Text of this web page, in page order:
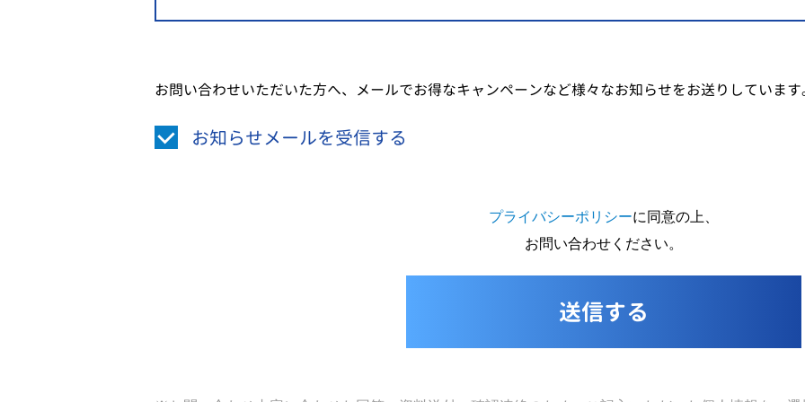
お問い合わせいただいた方へ、メールでお得なキャンペーンなど様々なお知らせをお送りしています
お知らせメールを受信する
プライバシーポリシーに同意の上、
お問い合わせください。